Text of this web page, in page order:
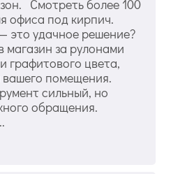
Смотреть более 100
офиса под кирпич.
это удачное решение?
магазин за рулонами
графитового цвета,
помещения.
сильный, но
обращения.